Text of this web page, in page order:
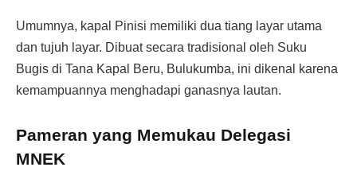
Umumnya, kapal Pinisi memiliki dua tiang layar utama
dan tujuh layar. Dibuat secara tradisional oleh Suku
Bugis di Tana Kapal Beru, Bulukumba, ini dikenal karena
kemampuannya menghadapi ganasnya lautan.
Pameran yang Memukau Delegasi
MNEK